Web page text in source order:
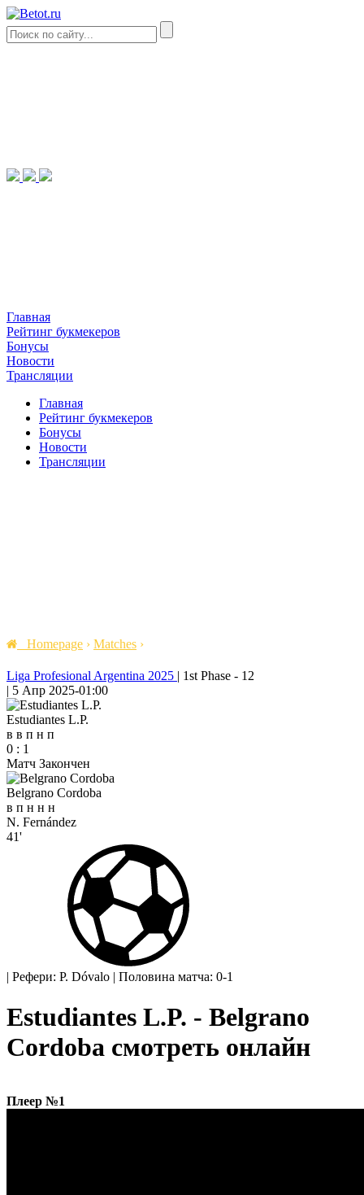
Главная
Рейтинг букмекеров
Бонусы
Новости
Трансляции
Главная
Рейтинг букмекеров
Бонусы
Новости
Трансляции
Homepage › Matches ›
Liga Profesional Argentina 2025 | 1st Phase - 12
| 5 Апр 2025-01:00
Estudiantes L.P.
в в п н п
0 : 1
Матч Закончен
Belgrano Cordoba
в п н н н
N. Fernández
41'
| Рефери: P. Dóvalo | Половина матча: 0-1
Estudiantes L.P. - Belgrano
Cordoba смотреть онлайн
Плеер №1